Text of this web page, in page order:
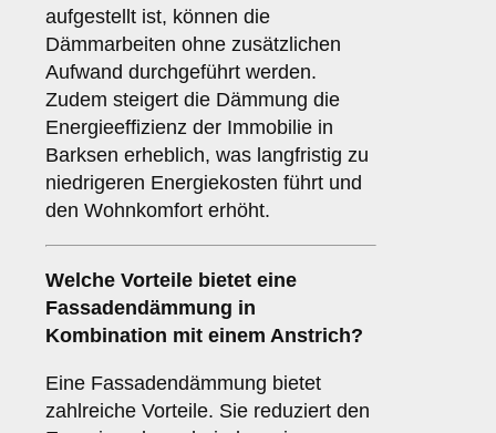
aufgestellt ist, können die
Dämmarbeiten ohne zusätzlichen
Aufwand durchgeführt werden.
Zudem steigert die Dämmung die
Energieeffizienz der Immobilie in
Barksen erheblich, was langfristig zu
niedrigeren Energiekosten führt und
den Wohnkomfort erhöht.
Welche Vorteile bietet eine
Fassadendämmung in
Kombination mit einem Anstrich?
Eine Fassadendämmung bietet
zahlreiche Vorteile. Sie reduziert den